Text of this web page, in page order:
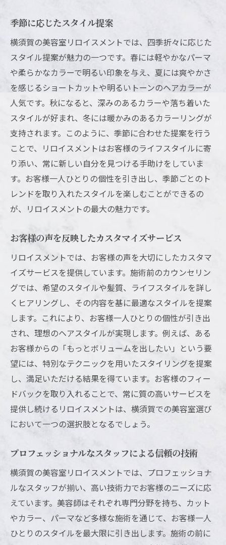
アットホームな雰囲気でリラックス
地元のイベントや活動への貢献
横須賀の美容室で個性を引き出すリロイスメン
トの似合わせカット
顔立ちに合わせたカット技術
お客様のライフスタイルを考慮したスタイ
ル
個々の魅力を最大限に活かすテクニック
似合わせカットで生まれる新しい自分
プロフェッショナルの視点からの提案
一人ひとりに合わせたオーダーメイドのア
プローチ
スタイリング提案
地域の流行を取り入れたデザイン
最新のヘアスタイルと技術紹介
トレンドに敏感なスタイリストによる提案
お客様の個性を活かすトレンドスタイル
シーズンごとのスタイリング提案
トレンドを通じて新たな魅力を発見
美容室リロイスメントで発見する横須賀の新し
い魅力
多彩なスタイルで新しい自分に出会う
地元文化を感じるスタイリング
日常に溶け込む自然なデザイン
スタイリングを通じて得られる自信
横須賀の街に映えるスタイル提案
横須賀で体験する美容室リロイスメントの自然
な仕上がり
ナチュラルな質感を追求するカット
季節に応じたスタイル提案
横須賀の美容室リロイスメントでは、四季折々に応じた
スタイル提案が魅力の一つです。春には軽やかなパーマ
や柔らかなカラーで明るい印象を与え、夏には爽やかさ
を感じるショートカットや明るいトーンのヘアカラーが
人気です。秋になると、深みのあるカラーや落ち着いた
スタイルが好まれ、冬には暖かみのあるカラーリングが
支持されます。このように、季節に合わせた提案を行う
ことで、リロイスメントはお客様のライフスタイルに寄
り添い、常に新しい自分を見つける手助けをしていま
す。お客様一人ひとりの個性を引き出し、季節ごとのト
レンドを取り入れたスタイルを楽しむことができるの
が、リロイスメントの最大の魅力です。
お客様の声を反映したカスタマイズサービス
リロイスメントでは、お客様の声を大切にしたカスタマ
イズサービスを提供しています。施術前のカウンセリン
グでは、希望のスタイルや髪質、ライフスタイルを詳し
くヒアリングし、その内容を基に最適なスタイルを提案
します。これにより、お客様一人ひとりの個性が引き出
され、理想のヘアスタイルが実現します。例えば、ある
お客様からの「もっとボリュームを出したい」という要
望には、特別なテクニックを用いたスタイリングを提案
し、満足いただける結果を得ています。お客様のフィー
ドバックを取り入れることで、常に質の高いサービスを
提供し続けるリロイスメントは、横須賀での美容室選び
において一つの選択肢となるでしょう。
プロフェッショナルなスタッフによる信頼の技術
横須賀の美容室リロイスメントでは、プロフェッショナ
ルなスタッフが揃い、高い技術力でお客様のニーズに応
えています。美容師はそれぞれ専門分野を持ち、カット
やカラー、パーマなど多様な施術を通じて、お客様一人
ひとりのスタイルを最大限に引き出します。施術の前に